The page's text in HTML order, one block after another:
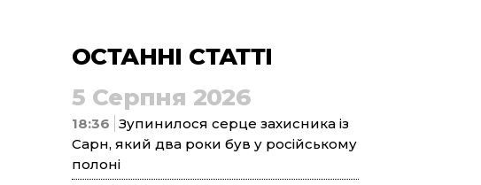
ОСТАННІ СТАТТІ
5 Серпня 2026
18:36 Зупинилося серце захисника із
Сарн, який два роки був у російському
полоні